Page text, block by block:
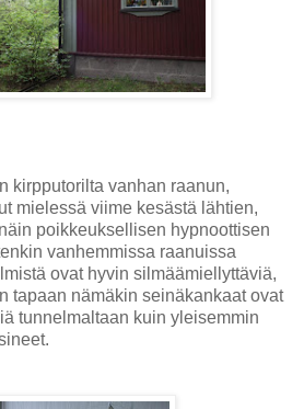
kirpputorilta vanhan raanun,
mielessä viime kesästä lähtien,
poikkeuksellisen hypnoottisen
vanhemmissa raanuissa
ovat hyvin silmäämiellyttäviä,
tapaan nämäkin seinäkankaat ovat
tunnelmaltaan kuin yleisemmin